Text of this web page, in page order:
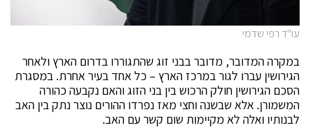
עו"ד רפי שדמי
במקרה המדובר, מדובר בבני זוג שהתגוררו בדרום הארץ ולאחר
הגירושין עברו לגור במרכז הארץ – כל אחד בעיר אחרת. במסגרת
הסכם הגירושין חולק הרכוש בין בני הזוג והאם נקבעה כהורה
המשמורן. אלא שבשנה וחצי מאז נפרדו ההורים נוצר נתק בין האב
לבנותיו ואלה לא מקיימות שום קשר עם האב.